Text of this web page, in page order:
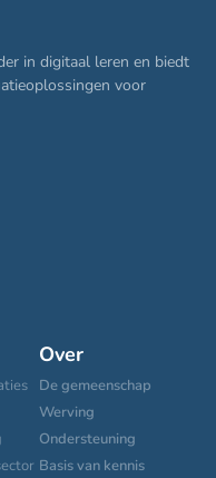
in digitaal leren en biedt
voor
Over
De gemeenschap
Werving
Ondersteuning
Basis van kennis